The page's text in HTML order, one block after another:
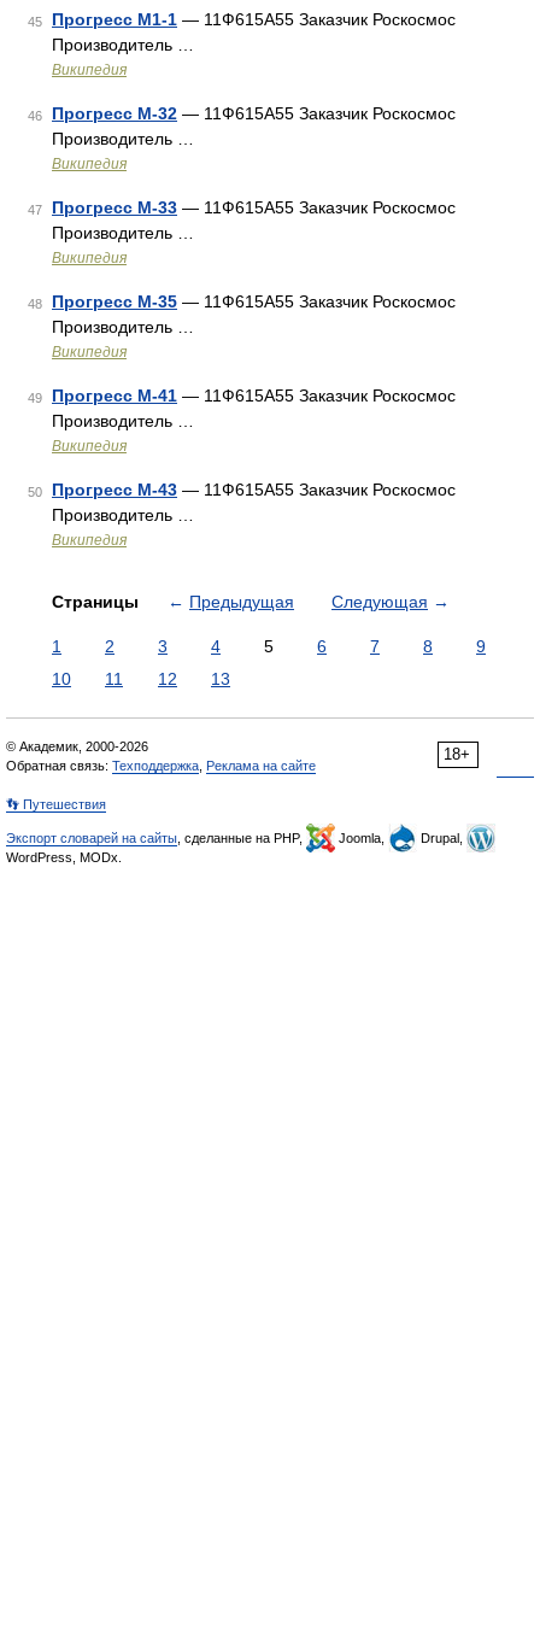
45 Прогресс М1-1 — 11Ф615А55 Заказчик Роскосмос
Производитель …
Википедия
46 Прогресс М-32 — 11Ф615А55 Заказчик Роскосмос
Производитель …
Википедия
47 Прогресс М-33 — 11Ф615А55 Заказчик Роскосмос
Производитель …
Википедия
48 Прогресс М-35 — 11Ф615А55 Заказчик Роскосмос
Производитель …
Википедия
49 Прогресс М-41 — 11Ф615А55 Заказчик Роскосмос
Производитель …
Википедия
50 Прогресс М-43 — 11Ф615А55 Заказчик Роскосмос
Производитель …
Википедия
Страницы ← Предыдущая Следующая →
1 2 3 4 5 6 7 8
9
10
11 12 13
18+
© Академик, 2000-2026
Обратная связь: Техподдержка Реклама на сайте
👣 Путешествия
Экспорт словарей на сайты , сделанные на PHP, Joomla,
Drupal,
WordPress, MODx.